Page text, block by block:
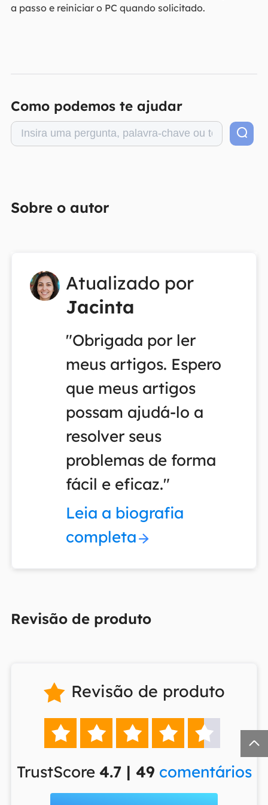
a passo e reiniciar o PC quando solicitado.
Como podemos te ajudar
Sobre o autor
Atualizado por
Jacinta
"Obrigada por ler
meus artigos. Espero
que meus artigos
possam ajudá-lo a
resolver seus
problemas de forma
fácil e eficaz."
Leia a biografia
completa
Revisão de produto
 Revisão de produto
    
TrustScore 4.7 | 49 comentários
